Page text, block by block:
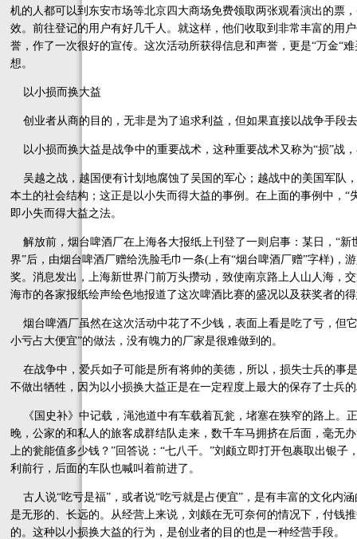
机的人都可以到东安市场等北京四大商场免费领取两张观看演出的票
效。前往登记的用户有好几千人。就这样，他们收取到非常丰富的用
誉，作了一次很好的宣传。这次活动所获得信息和声誉，更是“万金“
想。
以小损而换大益
创业者从商的目的，无非是为了追求利益，但如果直接以战争手段
以小损而换大益是战争中的重要战术，这种重要战术又称为“损”战
吴越之战，越国便有计划地腐蚀了吴国的军心；越战中的美国军队
本土的社会结构；这正是以小失而得大益的事例。在上面的事例中，“
即小失而得大益之法。
解放前，烟台啤酒厂在上海各大报纸上刊登了一则启事：某日，“新
界”后，由烟台啤酒厂赠给洗脸毛巾一条(上有“烟台啤酒厂赠”字样)，
奖。消息发出，上海新世界门前万头攒动，致使南京路上人山人海，
海市的各家报纸绘声绘色地报道了这次啤酒比赛的盛况以及获奖者的
烟台啤酒厂虽然在这次活动中花了不少钱，表面上看是吃了亏，但
小亏占大便宜”的做法，没有魄力的厂家是很难做到的。
在战争中，爱兵如子可能是所有将帅的美德，所以，损失士兵的事
不做出牺牲，因为以小损换大益正是在一定程度上最大的保存了士兵
《国史补》中记载，渑池道中有车载着瓦瓮，堵塞在狭窄的路上。
晚，公家的和私人的旅客成群结队走来，数千车马拥挤在后面，毫无
上的瓮能值多少钱？”回答说：“七八千。”刘颇立即打开包裹取出银
利前行，后面的车队也喊叫着前进了。
古人说“吃亏是福”，或者说“吃亏就是占便宜”，是有丰富的文化内
是无形的、长远的。从经营上来说，刘颇在无可奈何的情况下，付钱
的。这种以小损换大益的行为，是创业者的目的也是一种经营手段。